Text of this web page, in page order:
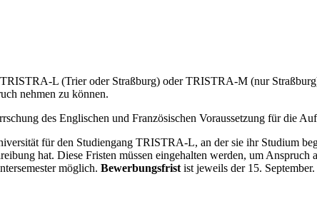
L (Trier oder Straßburg) oder TRISTRA-M (nur
nehmen zu können.
des Englischen und Französischen Voraussetzung für die
für den Studiengang TRISTRA-L, an der sie ihr Studium
hat. Diese Fristen müssen eingehalten werden, um
möglich. Bewerbungsfrist ist jeweils der 15.